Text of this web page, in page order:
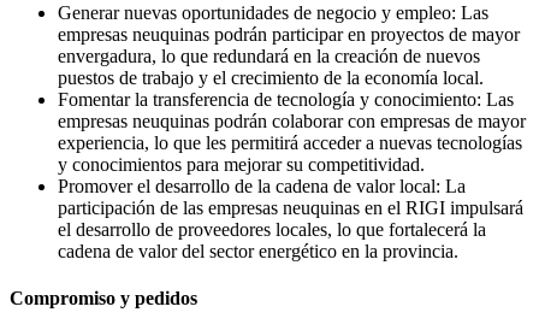
Generar nuevas oportunidades de negocio y empleo: Las
empresas neuquinas podrán participar en proyectos de mayor
envergadura, lo que redundará en la creación de nuevos
puestos de trabajo y el crecimiento de la economía local.
Fomentar la transferencia de tecnología y conocimiento: Las
empresas neuquinas podrán colaborar con empresas de mayor
experiencia, lo que les permitirá acceder a nuevas tecnologías
y conocimientos para mejorar su competitividad.
Promover el desarrollo de la cadena de valor local: La
participación de las empresas neuquinas en el RIGI impulsará
el desarrollo de proveedores locales, lo que fortalecerá la
cadena de valor del sector energético en la provincia.
Compromiso y pedidos